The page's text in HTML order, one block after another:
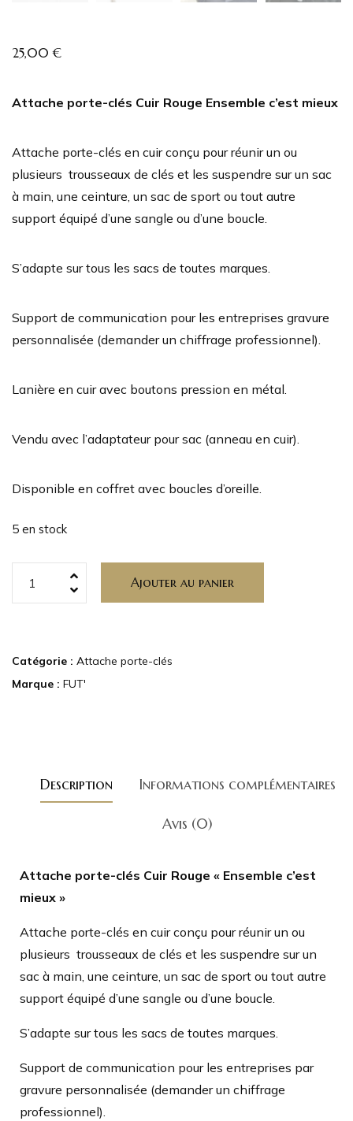
25,00€
Attache porte-clés Cuir Rouge Ensemble c’est mieux
Attache porte-clés en cuir conçu pour réunir un ou
plusieurs trousseaux de clés et les suspendre sur un sac
à main, une ceinture, un sac de sport ou tout autre
support équipé d’une sangle ou d’une boucle.
S’adapte sur tous les sacs de toutes marques.
Support de communication pour les entreprises gravure
personnalisée (demander un chiffrage professionnel).
Lanière en cuir avec boutons pression en métal.
Vendu avec l’adaptateur pour sac (anneau en cuir).
Disponible en coffret avec boucles d’oreille.
5 en stock
Ajouter au panier
Catégorie : Attache porte-clés
Marque : FUT'
Description Informations complémentaires
Avis (0)
Attache porte-clés Cuir Rouge « Ensemble c’est
mieux »
Attache porte-clés en cuir conçu pour réunir un ou
plusieurs trousseaux de clés et les suspendre sur un
sac à main, une ceinture, un sac de sport ou tout autre
support équipé d’une sangle ou d’une boucle.
S’adapte sur tous les sacs de toutes marques.
Support de communication pour les entreprises par
gravure personnalisée (demander un chiffrage
professionnel).